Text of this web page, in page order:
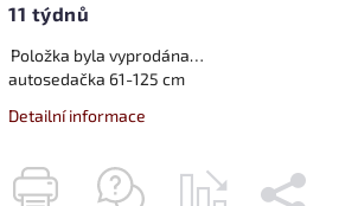
11 týdnů
Položka byla vyprodána…
autosedačka 61-125 cm
Detailní informace